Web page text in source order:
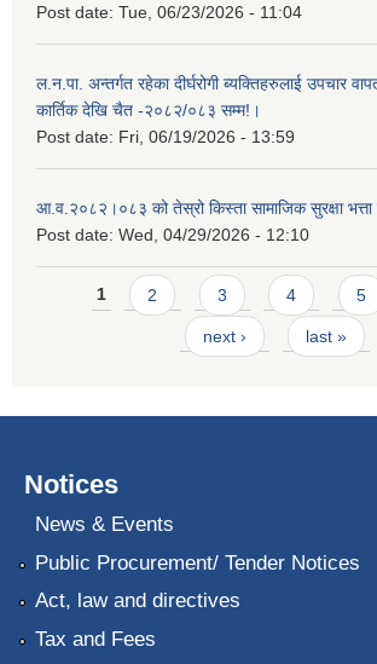
Post date: Tue, 06/23/2026 - 11:04
ल.न.पा. अन्तर्गत रहेका दीर्घरोगी ब्यक्तिहरुलाई उपचार
कार्तिक देखि चैत -२०८२/०८३ सम्म!।
Post date: Fri, 06/19/2026 - 13:59
आ.व.२०८२।०८३ को तेस्रो किस्ता सामाजिक सुरक्षा भत्ता
Post date: Wed, 04/29/2026 - 12:10
Pages
1 2 3 4 5
next › last »
Notices
News & Events
Public Procurement/ Tender Notices
Act, law and directives
Tax and Fees